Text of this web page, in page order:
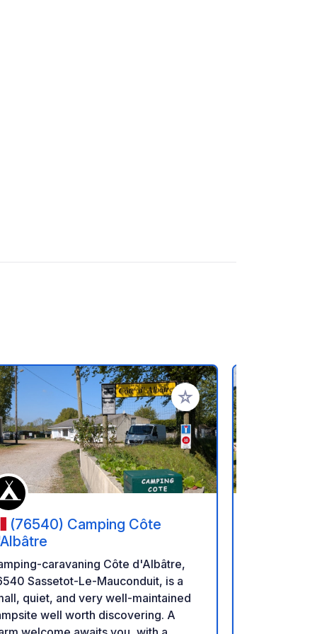
Voeg toe aan je favorieten
(76540) Camping Côte
caravaning Côte d'Albâtre,
Sassetot-Le-Mauconduit, is a
quiet, and very well-maintained
well worth discovering. A